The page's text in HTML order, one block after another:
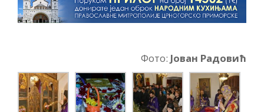
Фото: Јован Радовић